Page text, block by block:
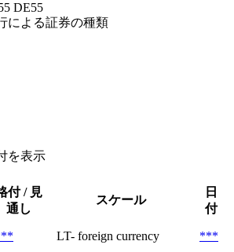
DE55
による証券の種類
を表示
付 / 見
通し
スケール
日
付
LT- foreign currency
***